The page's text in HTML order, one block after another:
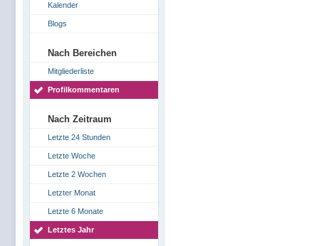
Kalender
Blogs
Nach Bereichen
Mitgliederliste
Profilkommentaren
Nach Zeitraum
Letzte 24 Stunden
Letzte Woche
Letzte 2 Wochen
Letzter Monat
Letzte 6 Monate
Letztes Jahr